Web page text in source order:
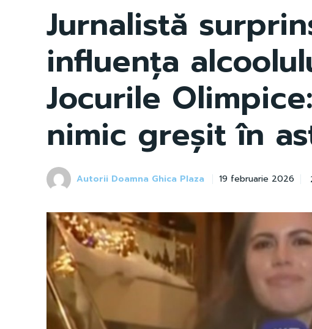
Jurnalistă
influența
Jocurile
nimic greșit în
Autorii Doamna Ghica Plaza 19 februarie 2026